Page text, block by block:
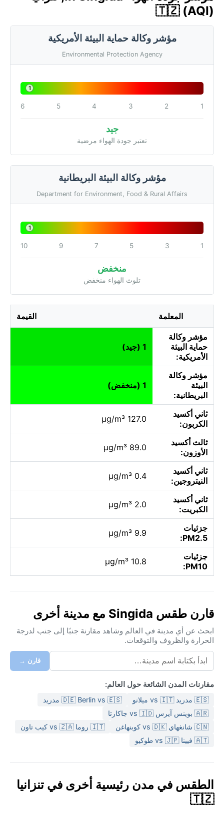
🇹🇿 (AQI)
مؤشر وكالة حماية البيئة الأمريكية
Environmental Protection Agency
1
1
2
3
4
5
6
جيد
تعتبر جودة الهواء مرضية
مؤشر وكالة البيئة البريطانية
Department for Environment, Food & Rural Affairs
1
1
3
5
7
9
10
منخفض
تلوث الهواء منخفض
المعلمة القيمة
مؤشر وكالة
حماية البيئة
الأمريكية:
1 (جيد)
مؤشر وكالة
البيئة
البريطانية:
1 (منخفض)
ثاني أكسيد
الكربون:
127.0 µg/m³
ثالث أكسيد
الأوزون:
89.0 µg/m³
ثاني أكسيد
النيتروجين:
0.4 µg/m³
ثاني أكسيد
الكبريت:
2.0 µg/m³
جزئيات
PM2.5:
9.9 µg/m³
جزئيات
PM10:
10.8 µg/m³
قارن طقس Singida مع مدينة أخرى
ابحث عن أي مدينة في العالم وشاهد مقارنة جنبًا إلى جنب لدرجة
الحرارة والظروف والتوقعات.
قارن →
مقارنات المدن الشائعة حول العالم:
🇪🇸 مدريد vs 🇮🇹 ميلانو
🇩🇪 Berlin vs 🇪🇸 مدريد
🇦🇷 بوينس آيرس vs 🇮🇩 جاكارتا
🇨🇳 شانغهاي vs 🇩🇰 كوبنهاغن
🇮🇹 روما vs 🇿🇦 كيب تاون
🇦🇹 فيينا vs 🇯🇵 طوكيو
الطقس في مدن رئيسية أخرى في تنزانيا
🇹🇿